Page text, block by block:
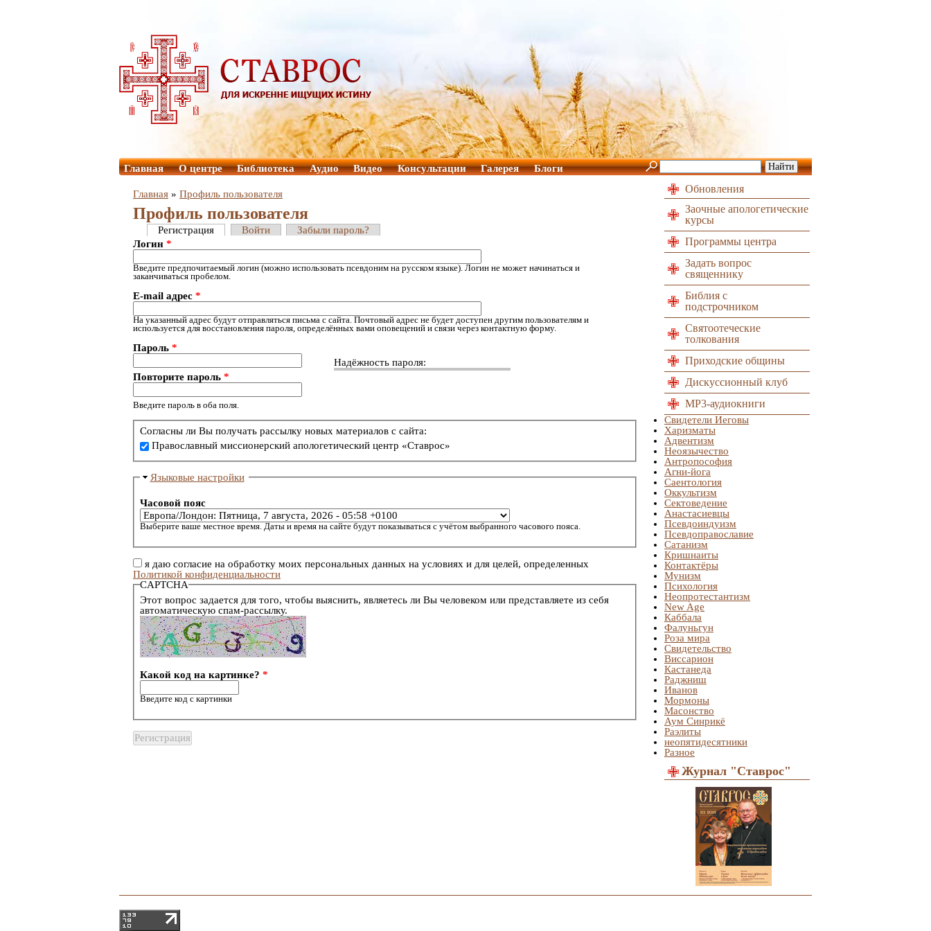
Главная О центре Библиотека Аудио Видео Консультации Галерея Блоги
Главная » Профиль пользователя
Профиль пользователя
Регистрация Войти
Забыли пароль?
Логин *
Введите предпочитаемый логин (можно использовать псевдоним на русском языке). Логин не может начинаться и
заканчиваться пробелом.
E-mail адрес *
На указанный адрес будут отправляться письма с сайта. Почтовый адрес не будет доступен другим пользователям и
используется для восстановления пароля, определённых вами оповещений и связи через контактную форму.
Надёжность пароля:
Пароль *
Повторите пароль *
Введите пароль в оба поля.
Согласны ли Вы получать рассылку новых материалов с сайта:
Православный миссионерский апологетический центр «Ставрос»
Языковые настройки
Часовой пояс
Выберите ваше местное время. Даты и время на сайте будут показываться с учётом выбранного часового пояса.
я даю согласие на обработку моих персональных данных на условиях и для целей, определенных
Политикой конфиденциальности
CAPTCHA
Этот вопрос задается для того, чтобы выяснить, являетесь ли Вы человеком или представляете из себя
автоматическую спам-рассылку.
Какой код на картинке? *
Введите код с картинки
Обновления
Заочные апологетические
курсы
Программы центра
Задать вопрос
священнику
Библия с
подстрочником
Святоотеческие
толкования
Приходские общины
Дискуссионный клуб
MP3-аудиокниги
Свидетели Иеговы
Харизматы
Адвентизм
Неоязычество
Антропософия
Агни-йога
Саентология
Оккультизм
Сектоведение
Анастасиевцы
Псевдоиндуизм
Псевдоправославие
Сатанизм
Кришнаиты
Контактёры
Мунизм
Психология
Неопротестантизм
New Age
Каббала
Фалуньгун
Роза мира
Свидетельство
Виссарион
Кастанеда
Раджниш
Иванов
Мормоны
Масонство
Аум Синрикё
Раэлиты
неопятидесятники
Разное
Журнал "Ставрос"